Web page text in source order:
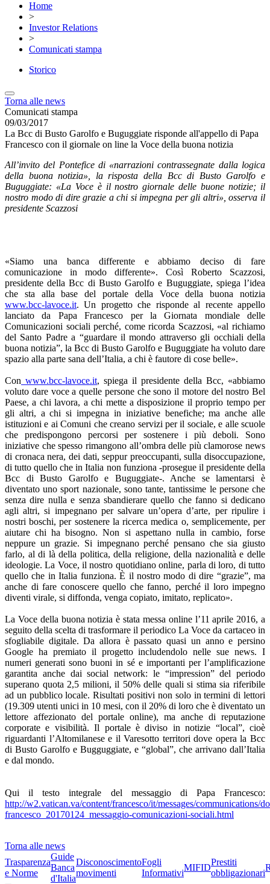
Home
>
Investor Relations
>
Comunicati stampa
Storico
Torna alle news
Comunicati stampa
09/03/2017
La Bcc di Busto Garolfo e Buguggiate risponde all'appello di Papa
Francesco con il giornale on line la Voce della buona notizia
All’invito del Pontefice di «narrazioni contrassegnate dalla logica
della buona notizia», la risposta della Bcc di Busto Garolfo e
Buguggiate: «La Voce è il nostro giornale delle buone notizie; il
nostro modo di dire grazie a chi si impegna per gli altri», osserva il
presidente Scazzosi
«Siamo una banca differente e abbiamo deciso di fare
comunicazione in modo differente». Così Roberto Scazzosi,
presidente della Bcc di Busto Garolfo e Buguggiate, spiega l’idea
che sta alla base del portale della Voce della buona notizia
www.bcc-lavoce.it. Un progetto che risponde al recente appello
lanciato da Papa Francesco per la Giornata mondiale delle
Comunicazioni sociali perché, come ricorda Scazzosi, «al richiamo
del Santo Padre a “guardare il mondo attraverso gli occhiali della
buona notizia”, la Bcc di Busto Garolfo e Buguggiate ha voluto dare
spazio alla parte sana dell’Italia, a chi è fautore di cose belle».
Con www.bcc-lavoce.it, spiega il presidente della Bcc, «abbiamo
voluto dare voce a quelle persone che sono il motore del nostro Bel
Paese, a chi lavora, a chi mette a disposizione il proprio tempo per
gli altri, a chi si impegna in iniziative benefiche; ma anche alle
istituzioni e ai Comuni che creano servizi per il sociale, e alle scuole
che predispongono percorsi per sostenere i più deboli. Sono
iniziative che spesso rimangono all’ombra delle più clamorose news
di cronaca nera, dei dati, seppur preoccupanti, sulla disoccupazione,
di tutto quello che in Italia non funziona -prosegue il presidente della
Bcc di Busto Garolfo e Buguggiate-. Anche se lamentarsi è
diventato uno sport nazionale, sono tante, tantissime le persone che
senza dire nulla e senza sbandierare quello che fanno si dedicano
agli altri, si impegnano per salvare un’opera d’arte, per ripulire i
nostri boschi, per sostenere la ricerca medica o, semplicemente, per
aiutare chi ha bisogno. Non si aspettano nulla in cambio, forse
neppure un grazie. Si impegnano perché pensano che sia giusto
farlo, al di là della politica, della religione, della nazionalità e delle
ideologie. La Voce, il nostro quotidiano online, parla di loro, di tutto
quello che in Italia funziona. È il nostro modo di dire “grazie”, ma
anche di fare conoscere quello che fanno, perché il loro impegno
diventi virale, si diffonda, venga copiato, imitato, replicato».
La Voce della buona notizia è stata messa online l’11 aprile 2016, a
seguito della scelta di trasformare il periodico La Voce da cartaceo in
sfogliabile digitale. Da allora è passato quasi un anno e persino
Google ha premiato il progetto includendolo nelle sue news. I
numeri generati sono buoni in sé e importanti per l’amplificazione
garantita anche dai social network: le “impression” del periodo
superano quota 2,5 milioni, il 50% delle quali si stima sia riferibile
ad un pubblico locale. Risultati positivi non solo in termini di lettori
(19.309 utenti unici in 10 mesi, con il 20% di loro che è diventato un
lettore affezionato del portale online), ma anche di reputazione
corporate e visibilità. Il portale è diviso in notizie “local”, cioè
riguardanti l’Altomilanese e il Varesotto territori dove opera la Bcc
di Busto Garolfo e Bugguggiate, e “global”, che arrivano dall’Italia
e dal mondo.
Qui il testo integrale del messaggio di Papa Francesco:
http://w2.vatican.va/content/francesco/it/messages/communications/
francesco_20170124_messaggio-comunicazioni-sociali.html
Torna alle news
Trasparenza
e Norme
Guide
Banca
d'Italia
Disconoscimento
movimenti
Fogli
Informativi
MIFID
Prestiti
obbligazionari